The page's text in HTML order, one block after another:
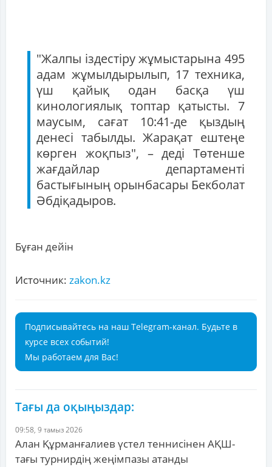
"Жалпы іздестіру жұмыстарына 495
адам жұмылдырылып, 17 техника,
үш қайық одан басқа үш
кинологиялық топтар қатысты. 7
маусым, сағат 10:41-де қыздың
денесі табылды. Жарақат ештеңе
көрген жоқпыз", – деді Төтенше
жағдайлар департаменті
бастығының орынбасары Бекболат
Әбдіқадыров.
Бұған дейін
Источник: zakon.kz
Подписывайтесь на наш Telegram-канал. Будьте в
курсе всех событий!
Мы работаем для Вас!
Тағы да оқыңыздар:
09:58, 9 тамыз 2026
Алан Құрманғалиев үстел теннисінен АҚШ-
тағы турнирдің жеңімпазы атанды